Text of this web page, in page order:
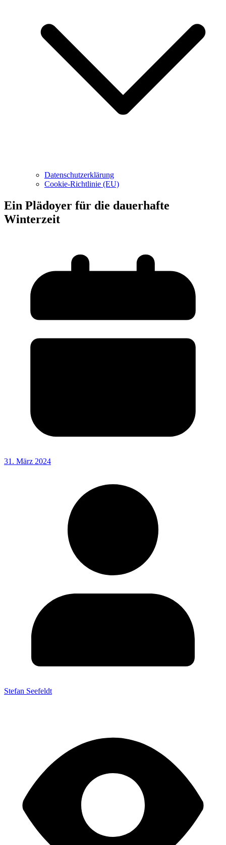
Datenschutzerklärung
Cookie-Richtlinie (EU)
Ein Plädoyer für die dauerhafte
Winterzeit
31. März 2024
Stefan Seefeldt